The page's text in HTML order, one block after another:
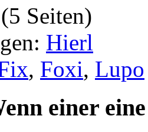
Seiten)
Hierl
, Foxi, Lupo
einer